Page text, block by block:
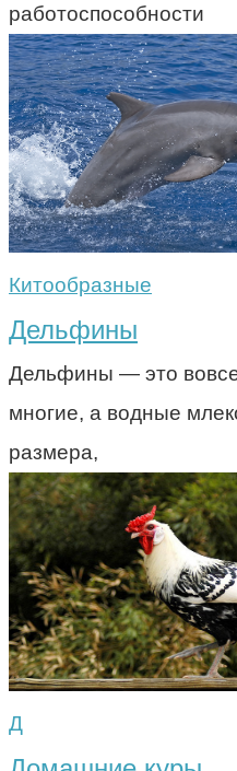
работоспособности
Китообразные
Дельфины
Дельфины — это
многие, а водные
размера,
Д